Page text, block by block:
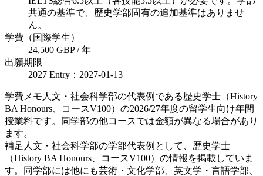
共通の基準で、歴史学部固有の追加基準はありませ
ん。
学費（国際学生）
24,500 GBP / 年
出願期限
2027 Entry：2027-01-13
学費メモ 人文・社会科学部の代表例である歴史学士（History
BA Honours、コースV100）の2026/27年度の留学生向け年間
授業料です。同学部の他コースでは金額が異なる場合があり
ます。
補足 人文・社会科学部の学部代表例として、歴史学士
（History BA Honours、コースV100）の情報を掲載していま
す。同学部には他にも芸術・文化学部、英文学・言語学部、